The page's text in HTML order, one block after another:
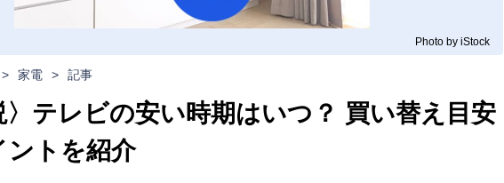
Photo by iStock
> 家電 > 記事
〉テレビの安い時期はいつ？ 買い替え目安
ントを紹介